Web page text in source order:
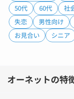
50代
60代 社
失恋
男性向け
お見合い
シニア
オーネットの特